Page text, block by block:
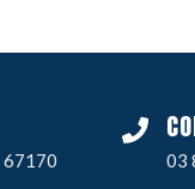
67170
03